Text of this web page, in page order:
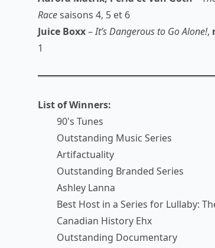
Racesaisons 4, 5 et 6
Juice Boxx–It’s Dangerous to Go Alone!,
1
List of Winners:
90's Tunes
Outstanding Music Series
Artifactuality
Outstanding Branded Series
Ashley Lanna
Best Host in a Series for Lullaby:
Canadian History Ehx
Outstanding Documentary